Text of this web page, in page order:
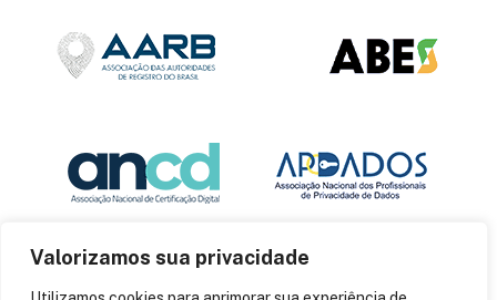
Valorizamos sua privacidade